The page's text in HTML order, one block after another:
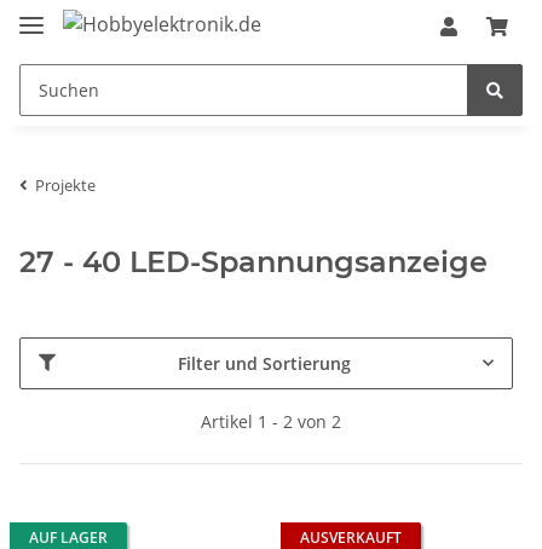
Projekte
27 - 40 LED-Spannungsanzeige
Filter und Sortierung
Artikel 1 - 2 von 2
AUF LAGER AUSVERKAUFT